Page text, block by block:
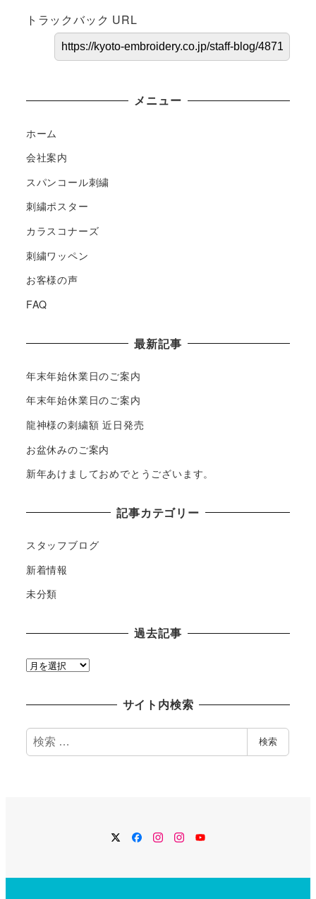
トラックバック URL
メニュー
ホーム
会社案内
スパンコール刺繍
刺繍ポスター
カラスコナーズ
刺繍ワッペン
お客様の声
FAQ
最新記事
年末年始休業日のご案内
年末年始休業日のご案内
龍神様の刺繍額 近日発売
お盆休みのご案内
新年あけましておめでとうございます。
記事カテゴリー
スタッフブログ
新着情報
未分類
過去記事
過
サイト内検索
検
索
検索
TwitterFacebook
Instagram
Instagram
YouTube